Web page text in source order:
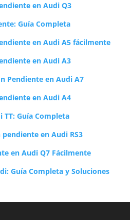
en Audi Q3
Guía Completa
en Audi A5 fácilmente
en Audi A3
Pendiente en Audi A7
en Audi A4
TT: Guía Completa
en Audi RS3
en Audi Q7 Fácilmente
Guía Completa y Soluciones